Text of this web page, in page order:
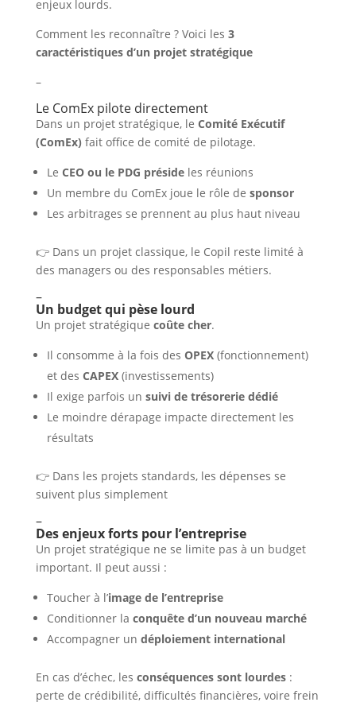
enjeux lourds.
Comment les reconnaître ? Voici les 3
caractéristiques d’un projet stratégique
–
Le ComEx pilote directement
Dans un projet stratégique, le Comité Exécutif
(ComEx) fait office de comité de pilotage.
Le CEO ou le PDG présideles réunions
Un membre du ComEx joue le rôle de sponsor
Les arbitrages se prennent au plus haut niveau
👉 Dans un projet classique, le Copil reste limité à
des managers ou des responsables métiers.
–
Un budget qui pèse lourd
Un projet stratégique coûte cher.
Il consomme à la fois des OPEX(fonctionnement)
et des CAPEX(investissements)
Il exige parfois un suivi de trésorerie dédié
Le moindre dérapage impacte directement les
résultats
👉 Dans les projets standards, les dépenses se
suivent plus simplement
–
Des enjeux forts pour l’entreprise
Un projet stratégique ne se limite pas à un budget
important. Il peut aussi :
Toucher à l’image de l’entreprise
Conditionner la conquête d’un nouveau marché
Accompagner un déploiement international
En cas d’échec, les conséquences sont lourdes:
perte de crédibilité, difficultés financières, voire frein